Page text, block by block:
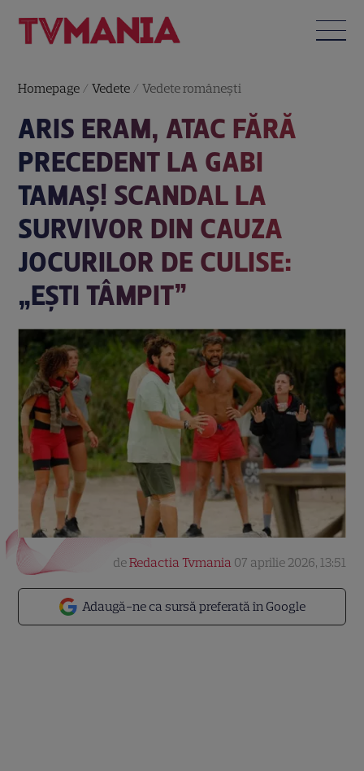
Homepage /Vedete /Vedete româneşti
ARIS ERAM, ATAC FĂRĂ
PRECEDENT LA GABI
TAMAȘ! SCANDAL LA
SURVIVOR DIN CAUZA
JOCURILOR DE CULISE:
„EȘTI TÂMPIT”
Adaugă-ne ca sursă preferată în Google
deRedactia Tvmania 07 aprilie 2026, 13:51